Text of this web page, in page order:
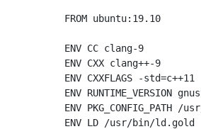
FROM ubuntu:19.10
ENV CC clang-9
ENV CXX clang++-9
ENV CXXFLAGS -std=c++11
ENV RUNTIME_VERSION
ENV
ENV LD /usr/bin/ld.gold